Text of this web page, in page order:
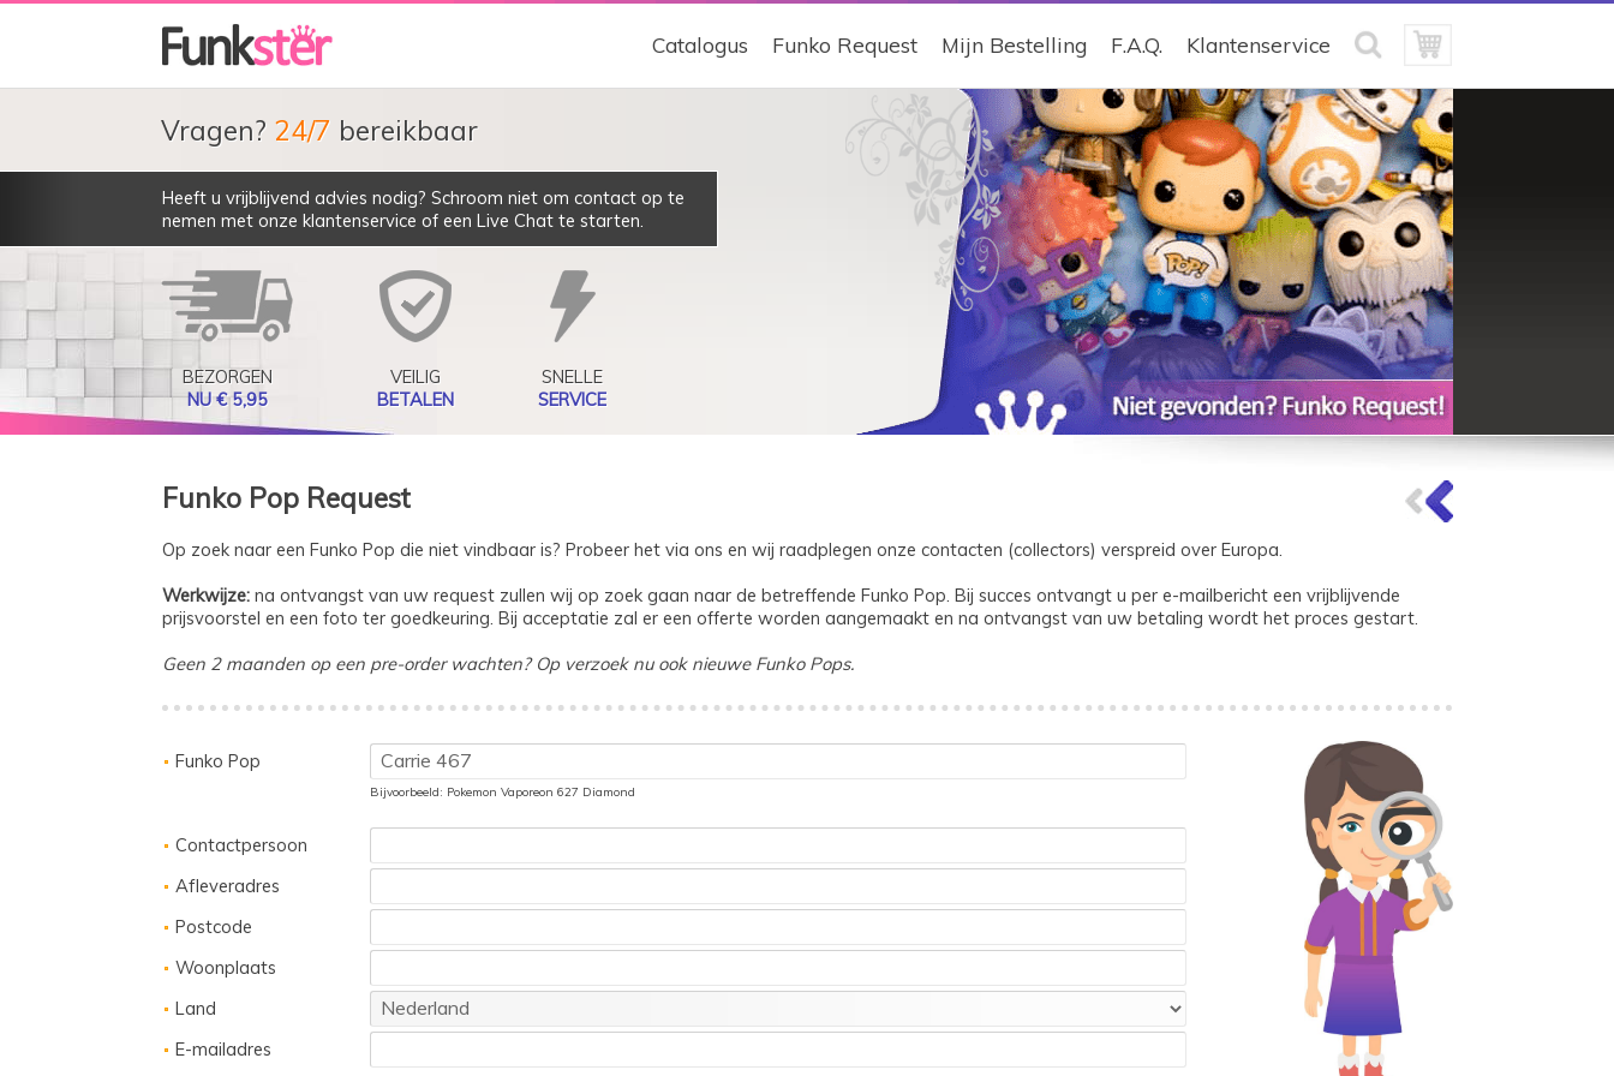
Klantenservice
F.A.Q.
Mijn Bestelling
Funko Request
Catalogus
Vragen? 24/7 bereikbaar
Heeft u vrijblijvend advies nodig? Schroom niet om contact op te
nemen met onze klantenservice of een Live Chat te starten.
BEZORGEN
NU € 5,95
VEILIG
BETALEN
SNELLE
SERVICE
Funko Pop Request
Op zoek naar een Funko Pop die niet vindbaar is? Probeer het via ons en wij raadplegen onze contacten (collectors) verspreid over Europa.
Werkwijze:na ontvangst van uw request zullen wij op zoek gaan naar de betreffende Funko Pop. Bij succes ontvangt u per e-mailbericht een vrijblijvende
prijsvoorstel en een foto ter goedkeuring. Bij acceptatie zal er een offerte worden aangemaakt en na ontvangst van uw betaling wordt het proces gestart.
Geen 2 maanden op een pre-order wachten? Op verzoek nu ook nieuwe Funko Pops.
Funko Pop
Bijvoorbeeld: Pokemon Vaporeon 627 Diamond
Contactpersoon
Afleveradres
Postcode
Woonplaats
Land
E-mailadres